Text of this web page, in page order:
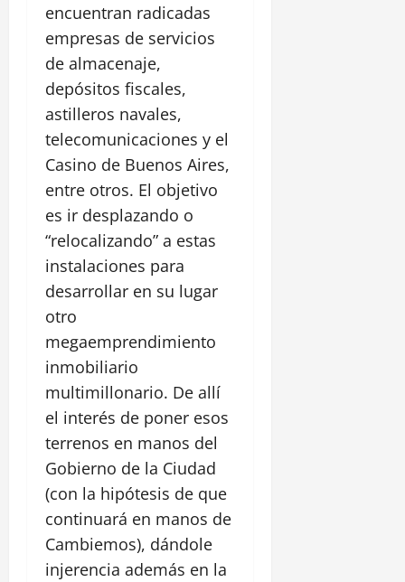
encuentran radicadas
empresas de servicios
de almacenaje,
depósitos fiscales,
astilleros navales,
telecomunicaciones y el
Casino de Buenos Aires,
entre otros. El objetivo
es ir desplazando o
“relocalizando” a estas
instalaciones para
desarrollar en su lugar
otro
megaemprendimiento
inmobiliario
multimillonario. De allí
el interés de poner esos
terrenos en manos del
Gobierno de la Ciudad
(con la hipótesis de que
continuará en manos de
Cambiemos), dándole
injerencia además en la